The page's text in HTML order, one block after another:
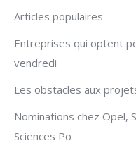
Articles populaires
Entreprises qui optent
vendredi
Les obstacles aux
Nominations chez Opel,
Sciences Po